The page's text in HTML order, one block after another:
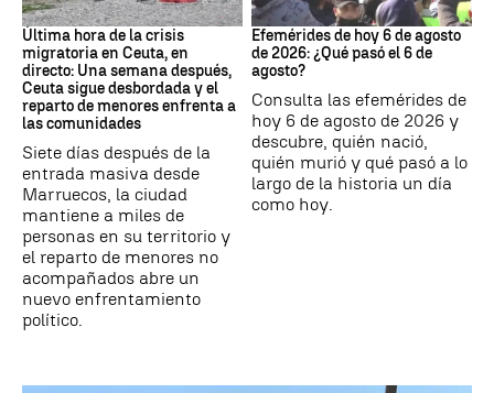
Crisis migratoria
Última hora de la crisis
migratoria en Ceuta, en
directo: Una semana después,
Ceuta sigue desbordada y el
reparto de menores enfrenta a
las comunidades
Siete días después de la
entrada masiva desde
Marruecos, la ciudad
mantiene a miles de
personas en su territorio y
el reparto de menores no
acompañados abre un
nuevo enfrentamiento
político.
Efemérides
Efemérides de hoy 6 de agosto
de 2026: ¿Qué pasó el 6 de
agosto?
Consulta las efemérides de
hoy 6 de agosto de 2026 y
descubre, quién nació,
quién murió y qué pasó a lo
largo de la historia un día
como hoy.